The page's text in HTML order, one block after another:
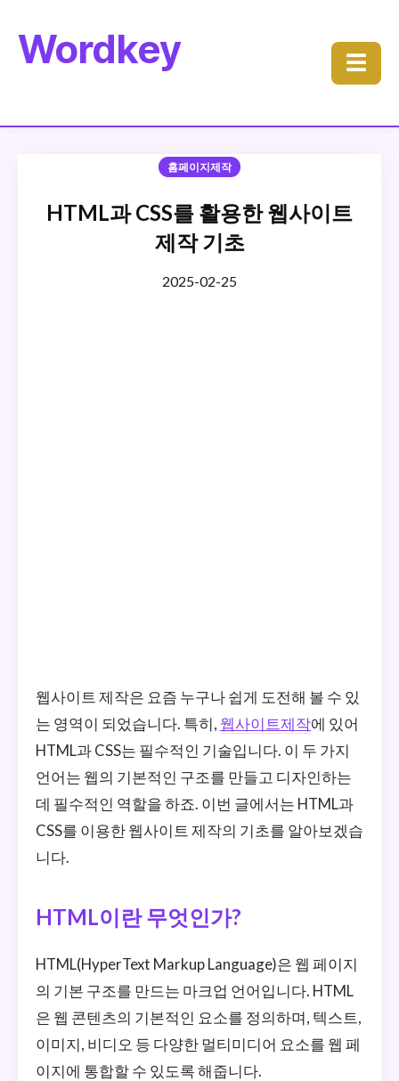
Wordkey ☰
홈페이지제작
HTML과 CSS를 활용한 웹사이트
제작 기초
2025-02-25
웹사이트 제작은 요즘 누구나 쉽게 도전해 볼 수 있
는 영역이 되었습니다. 특히, 웹사이트제작에 있어
HTML과 CSS는 필수적인 기술입니다. 이 두 가지
언어는 웹의 기본적인 구조를 만들고 디자인하는
데 필수적인 역할을 하죠. 이번 글에서는 HTML과
CSS를 이용한 웹사이트 제작의 기초를 알아보겠습
니다.
HTML이란 무엇인가?
HTML(HyperText Markup Language)은 웹 페이지
의 기본 구조를 만드는 마크업 언어입니다. HTML
은 웹 콘텐츠의 기본적인 요소를 정의하며, 텍스트,
이미지, 비디오 등 다양한 멀티미디어 요소를 웹 페
이지에 통합할 수 있도록 해줍니다.